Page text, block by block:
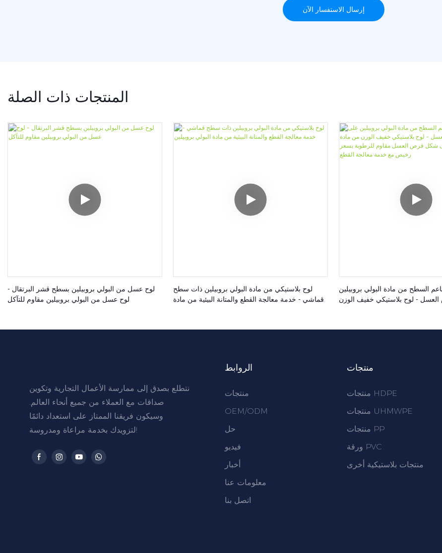
إرسال الاستفسار الآن
المنتجات ذات الصلة
لوح عسل من البولي بروبيلين بسطح قشر البرتقال -
لوح عسل من البولي بروبيلين مقاوم للتآكل
لوح بلاستيكي من مادة البولي بروبيلين ذات سطح
قماشي - خدمة معالجة القطع والمتانة البيئية من مادة
السطح من مادة البولي بروبيلين
- لوح بلاستيكي خفيف الوزن
نتطلع بصدق إلى ممارسة الأعمال التجارية وتكوين
صداقات مع العملاء من جميع أنحاء العالم.
وسيكون فريقنا الممتاز على استعداد دائمًا
لتزويدك بخدمة مراعاة ومدروسة!
الروابط
منتجات
OEM/ODM
حل
فيديو
أخبار
معلومات عنا
اتصل بنا
منتجات
منتجات HDPE
منتجات UHMWPE
منتجات PP
ورقة PVC
منتجات بلاستيكية أخرى